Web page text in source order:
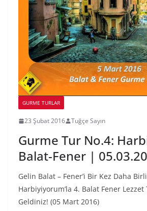
GURME TURLAR
23 Şubat 2016 Tuğçe Sayın
Gurme Tur No.4:
Balat-Fener |
Gelin Balat – Fener’i Bir Kez Daha
Harbiyiyorum’la 4. Balat Fener Lezzet
Geldiniz! (05 Mart 2016)